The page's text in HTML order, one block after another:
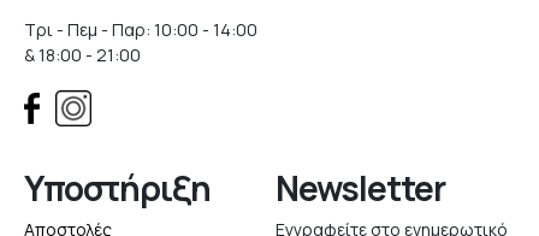
Τρι - Πεμ - Παρ: 10:00 - 14:00
& 18:00 - 21:00
Υποστήριξη
Αποστολές
Newsletter
Εγγραφείτε στο ενημερωτικό